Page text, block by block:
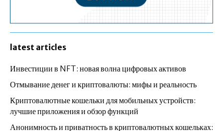
latest articles
Инвестиции в NFT: новая волна цифровых активов
Отмывание денег и криптовалюты: мифы и реальность
Криптовалютные кошельки для мобильных устройств:
лучшие приложения и обзор функций
Анонимность и приватность в криптовалютных кошельках: